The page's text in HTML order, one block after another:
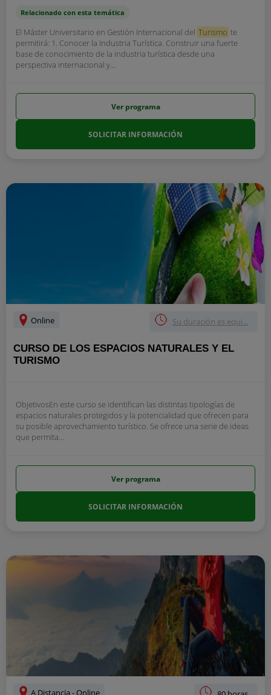
Relacionado con esta temática
El Máster Universitario en Gestión Internacional del Turismo te
permitirá: 1. Conocer la Industria Turística. Construir una fuerte
base de conocimiento de la industria turística desde una
perspectiva internacional y...
Ver programa
SOLICITAR INFORMACIÓN
Online Su duración es equi...
CURSO DE LOS ESPACIOS NATURALES Y EL
TURISMO
ObjetivosEn este curso se identifican las distintas tipologías de
espacios naturales protegidos y la potencialidad que ofrecen para
su posible aprovechamiento turístico. Se ofrece una serie de ideas
que permita...
Ver programa
SOLICITAR INFORMACIÓN
A Distancia - Online